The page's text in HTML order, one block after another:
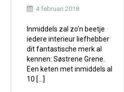
4 februari 2018
Inmiddels zal zo’n beetje
iedere interieur liefhebber
dit fantastische merk al
kennen: Søstrene Grene.
Een keten met inmiddels al
10 […]